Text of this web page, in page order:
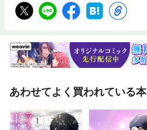
あわせてよく買われている本